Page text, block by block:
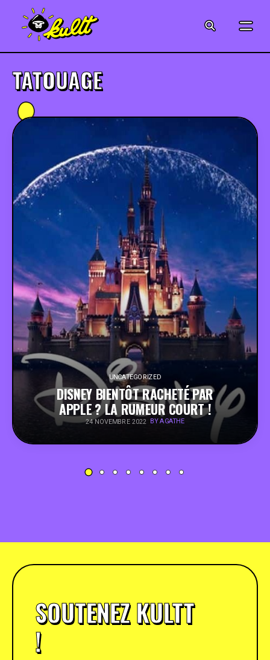
MUSIQUE
CRÉATION
ART
JEUX-VIDÉO
VINTAGE
PEOPLE
FOOD
BONS PLANS
SOUTENEZ KULTT
TATOUAGE
UNCATEGORIZED
DISNEY BIENTÔT RACHETÉ PAR
APPLE ? LA RUMEUR COURT !
24 NOVEMBRE 2022 BY AGATHE
SOUTENEZ KULTT
!